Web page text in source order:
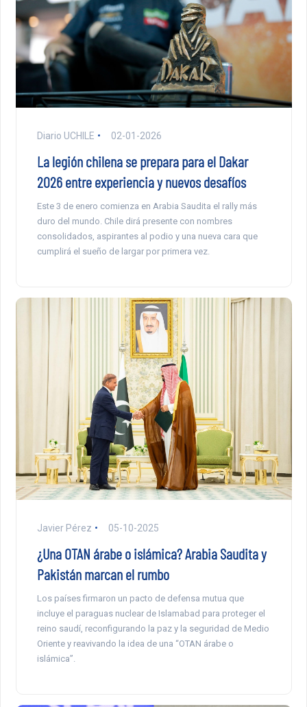
Diario UCHILE 02-01-2026
La legión chilena se prepara para el Dakar
2026 entre experiencia y nuevos desafíos
Este 3 de enero comienza en Arabia Saudita el rally más
duro del mundo. Chile dirá presente con nombres
consolidados, aspirantes al podio y una nueva cara que
cumplirá el sueño de largar por primera vez.
Javier Pérez 05-10-2025
¿Una OTAN árabe o islámica? Arabia Saudita y
Pakistán marcan el rumbo
Los países firmaron un pacto de defensa mutua que
incluye el paraguas nuclear de Islamabad para proteger el
reino saudí, reconfigurando la paz y la seguridad de Medio
Oriente y reavivando la idea de una “OTAN árabe o
islámica”.